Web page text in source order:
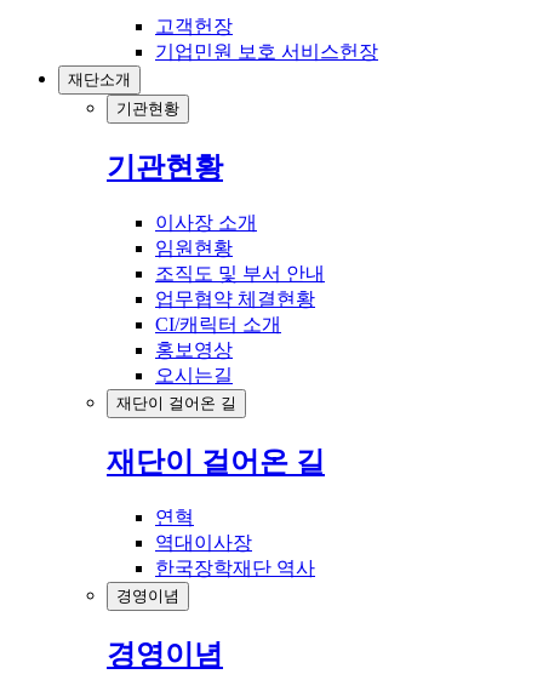
고객헌장
기업민원 보호 서비스헌장
재단소개
기관현황
기관현황
이사장 소개
임원현황
조직도 및 부서 안내
업무협약 체결현황
CI/캐릭터 소개
홍보영상
오시는길
재단이 걸어온 길
재단이 걸어온 길
연혁
역대이사장
한국장학재단 역사
경영이념
경영이념